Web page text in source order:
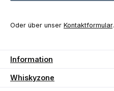
Oder über unser Kontaktformular.
Information
Whiskyzone